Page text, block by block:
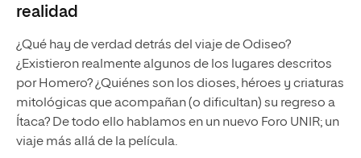
realidad
¿Qué hay de verdad detrás del viaje de Odiseo?
¿Existieron realmente algunos de los lugares descritos
por Homero? ¿Quiénes son los dioses, héroes y criaturas
mitológicas que acompañan (o dificultan) su regreso a
Ítaca? De todo ello hablamos en un nuevo Foro UNIR; un
viaje más allá de la película.